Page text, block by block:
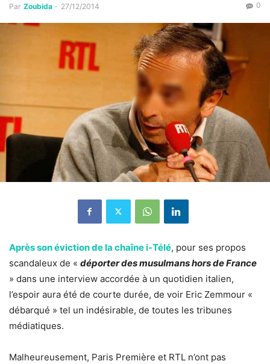
Par Zoubida - 27/12/2014 0
Après son éviction de la chaîne i-Télé, pour ses propos
scandaleux de « déporter des musulmans hors de France
» dans une interview accordée à un quotidien italien,
l’espoir aura été de courte durée, de voir Eric Zemmour «
débarqué » tel un indésirable, de toutes les tribunes
médiatiques.
Malheureusement, Paris Première et RTL n’ont pas